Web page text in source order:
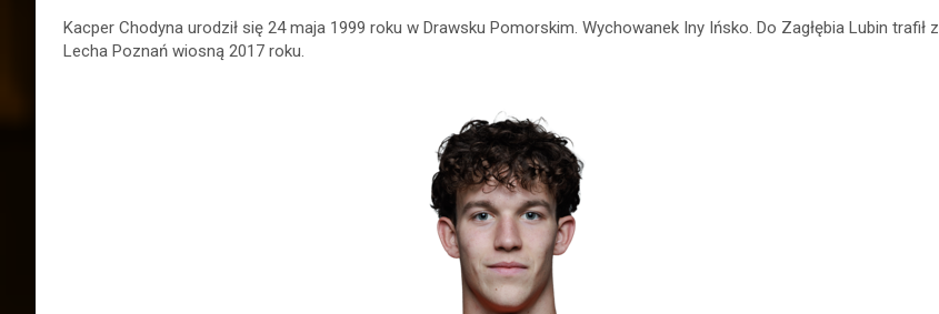
Kacper Chodyna urodził się 24 maja 1999 roku w Drawsku Pomorskim. Wychowanek Iny Ińsko. Do Zagłębia Lubin trafił z
Lecha Poznań wiosną 2017 roku.